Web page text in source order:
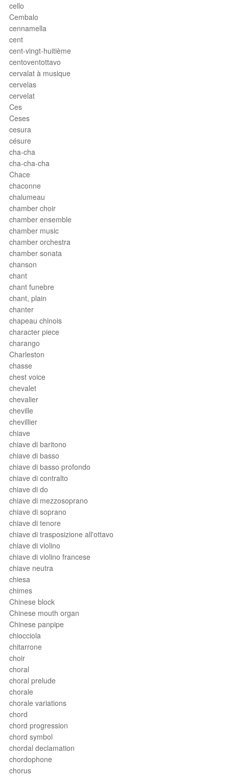
cello
Cembalo
cennamella
cent
cent-vingt-huitième
centoventottavo
cervalat à musique
cervelas
cervelat
Ces
Ceses
cesura
césure
cha-cha
cha-cha-cha
Chace
chaconne
chalumeau
chamber choir
chamber ensemble
chamber music
chamber orchestra
chamber sonata
chanson
chant
chant funebre
chant, plain
chanter
chapeau chinois
character piece
charango
Charleston
chasse
chest voice
chevalet
chevalier
cheville
chevillier
chiave
chiave di baritono
chiave di basso
chiave di basso profondo
chiave di contralto
chiave di do
chiave di mezzosoprano
chiave di soprano
chiave di tenore
chiave di trasposizione all'ottavo
chiave di violino
chiave di violino francese
chiave neutra
chiesa
chimes
Chinese block
Chinese mouth organ
Chinese panpipe
chiocciola
chitarrone
choir
choral
choral prelude
chorale
chorale variations
chord
chord progression
chord symbol
chordal declamation
chordophone
chorus